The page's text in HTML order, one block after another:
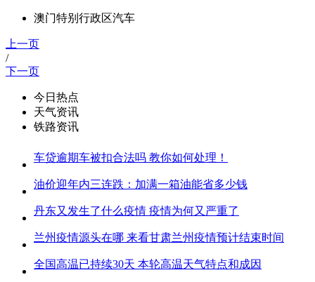
澳门特别行政区汽车
上一页
/
下一页
今日热点
天气资讯
铁路资讯
车贷逾期车被扣合法吗 教你如何处理！
油价迎年内三连跌：加满一箱油能省多少钱
丹东又发生了什么疫情 疫情为何又严重了
兰州疫情源头在哪 来看甘肃兰州疫情预计结束时间
全国高温已持续30天 本轮高温天气特点和成因